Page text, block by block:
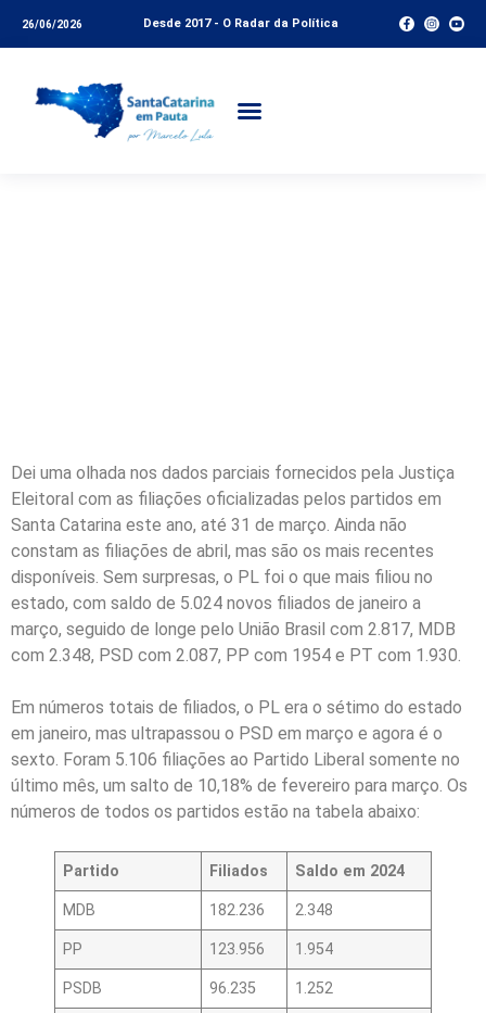
26/06/2026 Desde 2017 - O Radar da Política
Dei uma olhada nos dados parciais fornecidos pela Justiça
Eleitoral com as filiações oficializadas pelos partidos em
Santa Catarina este ano, até 31 de março. Ainda não
constam as filiações de abril, mas são os mais recentes
disponíveis. Sem surpresas, o PL foi o que mais filiou no
estado, com saldo de 5.024 novos filiados de janeiro a
março, seguido de longe pelo União Brasil com 2.817, MDB
com 2.348, PSD com 2.087, PP com 1954 e PT com 1.930.
Em números totais de filiados, o PL era o sétimo do estado
em janeiro, mas ultrapassou o PSD em março e agora é o
sexto. Foram 5.106 filiações ao Partido Liberal somente no
último mês, um salto de 10,18% de fevereiro para março. Os
números de todos os partidos estão na tabela abaixo:
Partido Filiados Saldo em 2024
MDB 182.236 2.348
PP 123.956 1.954
PSDB 96.235 1.252